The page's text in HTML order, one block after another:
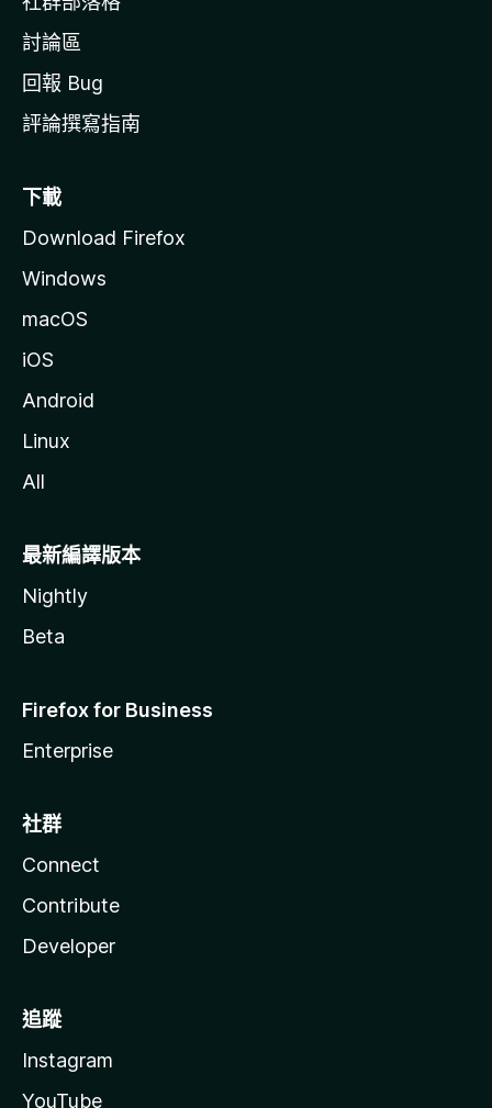
討論區
回報 Bug
評論撰寫指南
下載
Download Firefox
Windows
macOS
iOS
Android
Linux
All
最新編譯版本
Nightly
Beta
Firefox for Business
Enterprise
社群
Connect
Contribute
Developer
追蹤
Instagram
YouTube